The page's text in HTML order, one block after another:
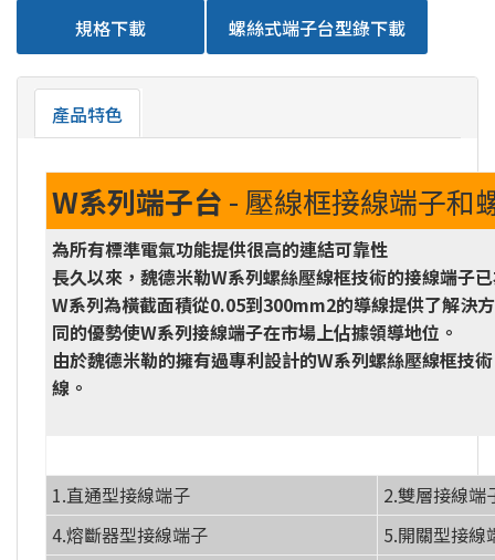
規格下載 螺絲式端子台型錄下載
產品特色
W系列端子台 - 壓線框接線端子和
為所有標準電氣功能提供很高的連結可靠性
長久以來，魏德米勒W系列螺絲壓線框技術的接線端子
W系列為橫截面積從0.05到300mm2的導線提供了解決
同的優勢使W系列接線端子在市場上佔據領導地位。
由於魏德米勒的擁有過專利設計的W系列螺絲壓線框技
線。
1.直通型接線端子
2.雙層接線端
4.熔斷器型接線端子
5.開關型接線